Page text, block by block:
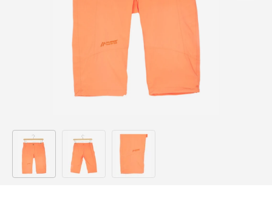
Bild 1 in Galerieansicht laden